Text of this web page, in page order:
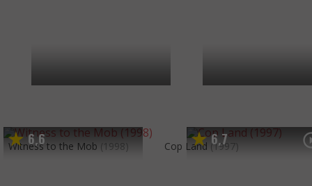
6,6
Witness to the Mob (1998) 6,7
Cop Land (1997)